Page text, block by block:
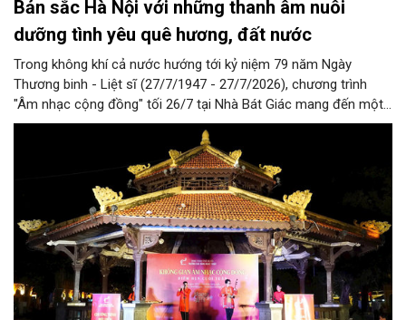
Bản sắc Hà Nội với những thanh âm nuôi
dưỡng tình yêu quê hương, đất nước
Trong không khí cả nước hướng tới kỷ niệm 79 năm Ngày
Thương binh - Liệt sĩ (27/7/1947 - 27/7/2026), chương trình
"Âm nhạc cộng đồng" tối 26/7 tại Nhà Bát Giác mang đến một
đêm biểu diễn giàu ý nghĩa với những ca khúc về quê hương,
đất nước, hòa bình và khát vọng tuổi trẻ. Không chỉ đáp ứng
nhu cầu thưởng thức nghệ thuật của người dân, chương trình
còn góp phần lan tỏa truyền thống yêu nước, lòng biết ơn các
thế hệ cha anh đã hy sinh vì độc lập, tự do của dân tộc.